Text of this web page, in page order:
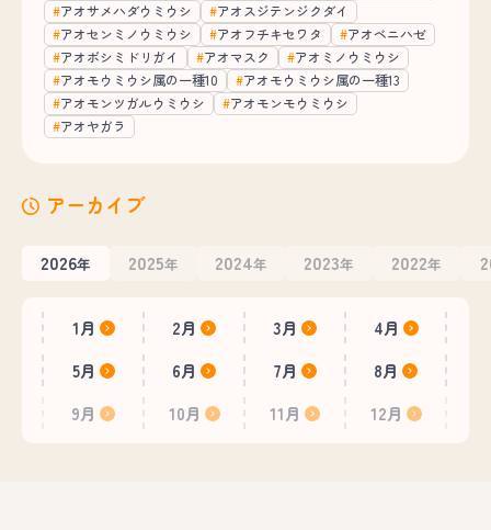
アオサメハダウミウシ
アオスジテンジクダイ
アオセンミノウミウシ
アオフチキセワタ
アオベニハゼ
アオボシミドリガイ
アオマスク
アオミノウミウシ
アオモウミウシ属の一種10
アオモウミウシ属の一種13
アオモンツガルウミウシ
アオモンモウミウシ
アオヤガラ
アーカイブ
2026年 2025年 2024年 2023年 2022年
1月 2月 3月
4月
5月
6月 7月
8月
9月
10月 11月 12月